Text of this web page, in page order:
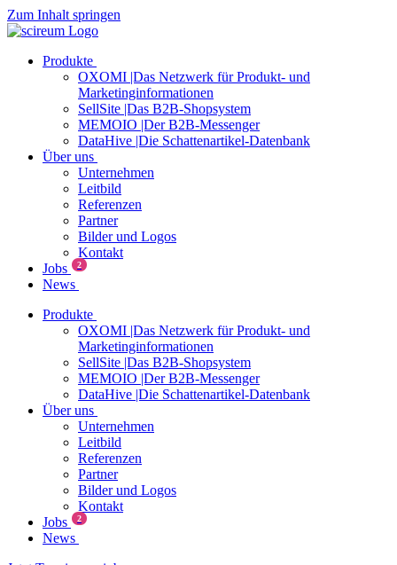
Zum Inhalt springen
Produkte
OXOMI |Das Netzwerk für Produkt- und
Marketinginformationen
SellSite |Das B2B-Shopsystem
MEMOIO |Der B2B-Messenger
DataHive |Die Schattenartikel-Datenbank
Über uns
Unternehmen
Leitbild
Referenzen
Partner
Bilder und Logos
Kontakt
Jobs
2
News
Produkte
OXOMI |Das Netzwerk für Produkt- und
Marketinginformationen
SellSite |Das B2B-Shopsystem
MEMOIO |Der B2B-Messenger
DataHive |Die Schattenartikel-Datenbank
Über uns
Unternehmen
Leitbild
Referenzen
Partner
Bilder und Logos
Kontakt
Jobs
2
News